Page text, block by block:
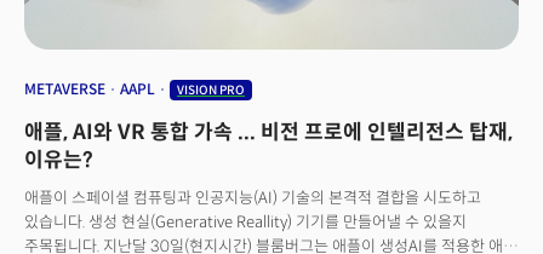
METAVERSE AAPL VISION PRO
애플, AI와 VR 통합 가속 ... 비전 프로에 인텔리전스 탑재,
이유는?
애플이 스페이셜 컴퓨팅과 인공지능(AI) 기술의 본격적 결합을 시도하고
있습니다. 생성 현실(Generative Reallity) 기기를 만들어낼 수 있을지
주목됩니다. 지난달 30일(현지시간) 블룸버그는 애플이 생성AI를 적용한 애플